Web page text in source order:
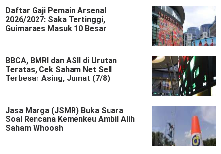
Daftar Gaji Pemain Arsenal
2026/2027: Saka Tertinggi,
Guimaraes Masuk 10 Besar
BBCA, BMRI dan ASII di Urutan
Teratas, Cek Saham Net Sell
Terbesar Asing, Jumat (7/8)
Jasa Marga (JSMR) Buka Suara
Soal Rencana Kemenkeu Ambil Alih
Saham Whoosh